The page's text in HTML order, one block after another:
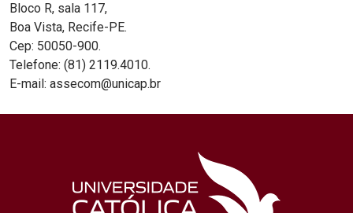
Bloco R, sala 117,
Boa Vista, Recife-PE.
Cep: 50050-900.
Telefone: (81) 2119.4010.
E-mail: assecom@unicap.br